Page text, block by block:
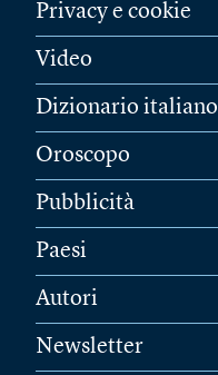
Privacy e cookie
Video
Dizionario italiano
Oroscopo
Pubblicità
Paesi
Autori
Newsletter